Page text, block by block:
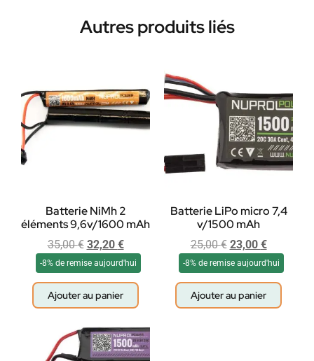
Autres produits liés
Batterie NiMh 2
éléments 9,6v/1600 mAh
35,00€ 32,20 €
-8% de remise aujourd'hui
Ajouter au panier
Batterie LiPo micro 7,4
v/1500 mAh
25,00€ 23,00 €
-8% de remise aujourd'hui
Ajouter au panier